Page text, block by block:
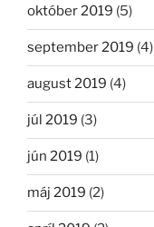
október 2019 (5)
september 2019 (4)
august 2019 (4)
júl 2019 (3)
jún 2019 (1)
máj 2019 (2)